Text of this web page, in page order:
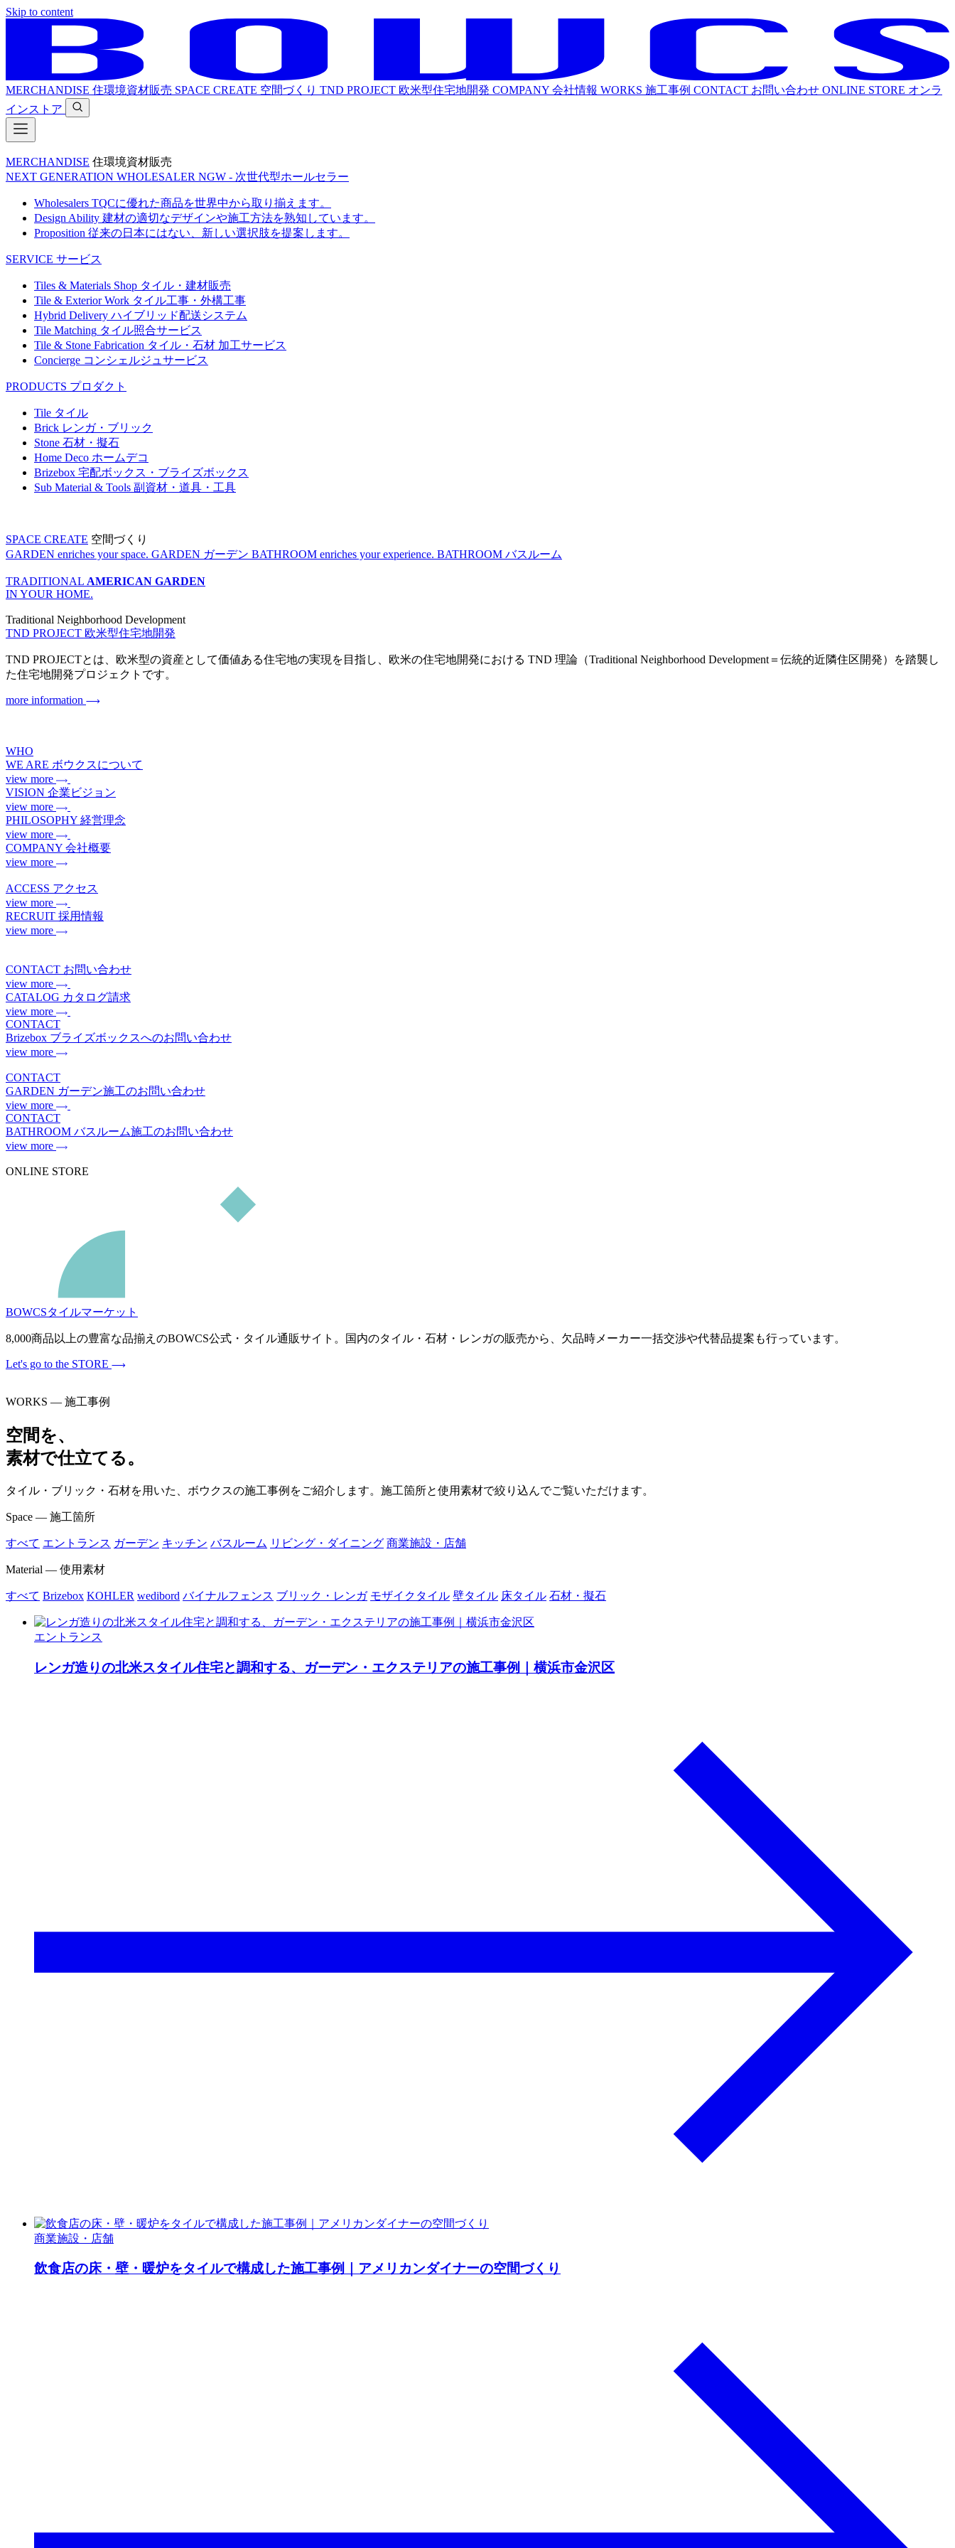
Skip to content
MERCHANDISE 住環境資材販売 SPACE CREATE 空間づくり TND PROJECT 欧米型住宅地開発 COMPANY 会社情報 WORKS 施工事例 CONTACT お問い合わせ ONLINE STORE オンラ
インストア
MERCHANDISE 住環境資材販売
NEXT GENERATION WHOLESALER NGW - 次世代型ホールセラー
Wholesalers TQCに優れた商品を世界中から取り揃えます。
Design Ability 建材の適切なデザインや施工方法を熟知しています。
Proposition 従来の日本にはない、新しい選択肢を提案します。
SERVICE サービス
Tiles & Materials Shop タイル・建材販売
Tile & Exterior Work タイル工事・外構工事
Hybrid Delivery ハイブリッド配送システム
Tile Matching タイル照合サービス
Tile & Stone Fabrication タイル・石材 加工サービス
Concierge コンシェルジュサービス
PRODUCTS プロダクト
Tile タイル
Brick レンガ・ブリック
Stone 石材・擬石
Home Deco ホームデコ
Brizebox 宅配ボックス・ブライズボックス
Sub Material & Tools 副資材・道具・工具
SPACE CREATE 空間づくり
GARDEN enriches your space. GARDEN ガーデン BATHROOM enriches your experience. BATHROOM バスルーム
TRADITIONAL AMERICAN GARDEN
IN YOUR HOME.
Traditional Neighborhood Development
TND PROJECT 欧米型住宅地開発
TND PROJECTとは、欧米型の資産として価値ある住宅地の実現を目指し、欧米の住宅地開発における TND 理論（Traditional Neighborhood Development＝伝統的近隣住区開発）を踏襲し
た住宅地開発プロジェクトです。
more information
WHO
WE ARE ボウクスについて
view more
VISION 企業ビジョン
view more
PHILOSOPHY 経営理念
view more
COMPANY 会社概要
view more
ACCESS アクセス
view more
RECRUIT 採用情報
view more
CONTACT お問い合わせ
view more
CATALOG カタログ請求
view more
CONTACT
Brizebox ブライズボックスへのお問い合わせ
view more
CONTACT
GARDEN ガーデン施工のお問い合わせ
view more
CONTACT
BATHROOM バスルーム施工のお問い合わせ
view more
ONLINE STORE
BOWCSタイルマーケット
8,000商品以上の豊富な品揃えのBOWCS公式・タイル通販サイト。国内のタイル・石材・レンガの販売から、欠品時メーカー一括交渉や代替品提案も行っています。
Let's go to the STORE
WORKS — 施工事例
空間を、
素材で仕立てる。
タイル・ブリック・石材を用いた、ボウクスの施工事例をご紹介します。施工箇所と使用素材で絞り込んでご覧いただけます。
Space — 施工箇所
すべて エントランス ガーデン キッチン バスルーム リビング・ダイニング 商業施設・店舗
Material — 使用素材
すべて Brizebox KOHLER wedibord バイナルフェンス ブリック・レンガ モザイクタイル 壁タイル 床タイル 石材・擬石
エントランス
レンガ造りの北米スタイル住宅と調和する、ガーデン・エクステリアの施工事例｜横浜市金沢区
商業施設・店舗
飲食店の床・壁・暖炉をタイルで構成した施工事例｜アメリカンダイナーの空間づくり